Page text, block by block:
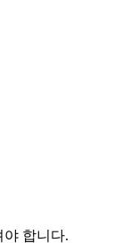
야 합니다.